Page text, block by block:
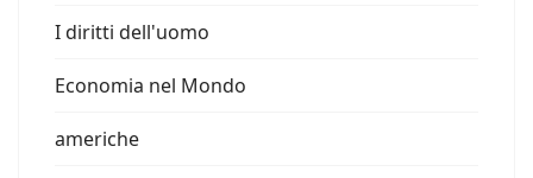
I diritti dell'uomo
Economia nel Mondo
americhe